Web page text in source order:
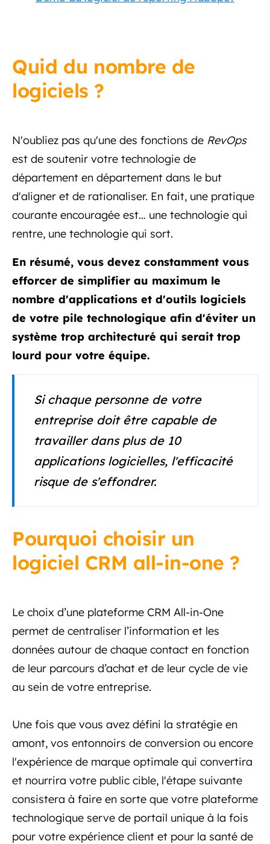
Quid du nombre de
logiciels ?
N'oubliez pas qu'une des fonctions de RevOps
est de soutenir votre technologie de
département en département dans le but
d'aligner et de rationaliser. En fait, une pratique
courante encouragée est… une technologie qui
rentre, une technologie qui sort.
En résumé, vous devez constamment vous
efforcer de simplifier au maximum le
nombre d'applications et d'outils logiciels
de votre pile technologique afin d'éviter un
système trop architecturé qui serait trop
lourd pour votre équipe.
Si chaque personne de votre
entreprise doit être capable de
travailler dans plus de 10
applications logicielles, l'efficacité
risque de s'effondrer.
Pourquoi choisir un
logiciel CRM all-in-one ?
Le choix d’une plateforme CRM All-in-One
permet de centraliser l’information et les
données autour de chaque contact en fonction
de leur parcours d’achat et de leur cycle de vie
au sein de votre entreprise.
Une fois que vous avez défini la stratégie en
amont, vos entonnoirs de conversion ou encore
l'expérience de marque optimale qui convertira
et nourrira votre public cible, l'étape suivante
consistera à faire en sorte que votre plateforme
technologique serve de portail unique à la fois
pour votre expérience client et pour la santé de